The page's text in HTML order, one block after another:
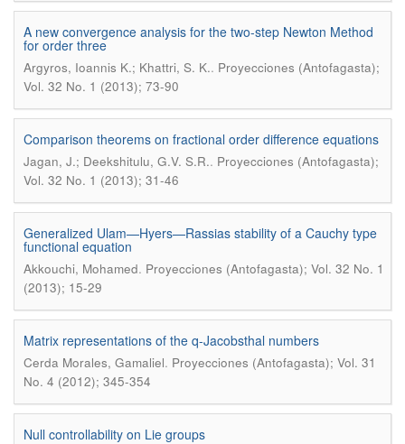
A new convergence analysis for the two-step Newton Method
for order three
Argyros, Ioannis K.; Khattri, S. K.. Proyecciones (Antofagasta);
Vol. 32 No. 1 (2013); 73-90
Comparison theorems on fractional order difference equations
Jagan, J.; Deekshitulu, G.V. S.R.. Proyecciones (Antofagasta);
Vol. 32 No. 1 (2013); 31-46
Generalized Ulam—Hyers—Rassias stability of a Cauchy type
functional equation
Akkouchi, Mohamed. Proyecciones (Antofagasta); Vol. 32 No. 1
(2013); 15-29
Matrix representations of the q-Jacobsthal numbers
Cerda Morales, Gamaliel. Proyecciones (Antofagasta); Vol. 31
No. 4 (2012); 345-354
Null controllability on Lie groups